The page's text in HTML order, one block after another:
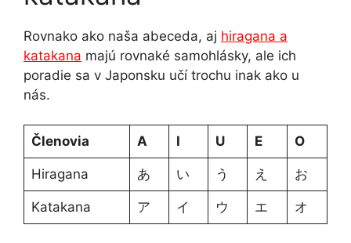
Rovnako ako naša abeceda, aj hiragana a
katakana majú rovnaké samohlásky, ale ich
poradie sa v Japonsku učí trochu inak ako u
nás.
Členovia A I U E O
Hiragana あ い う え お
Katakana ア イ ウ エ オ